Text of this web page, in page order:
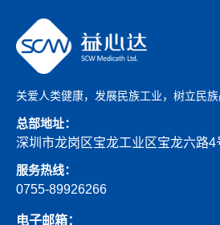
关爱人类健康，发展民族工业，树立民
总部地址：
深圳市龙岗区宝龙工业区宝龙六路4
服务热线：
0755-89926266
电子邮箱：